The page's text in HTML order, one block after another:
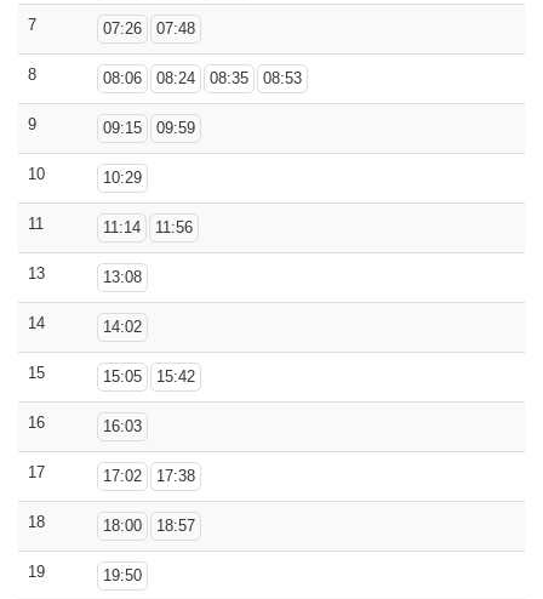
7 07:26 07:48
8 08:06 08:24 08:35 08:53
9 09:15 09:59
10 10:29
11 11:14 11:56
13 13:08
14 14:02
15 15:05 15:42
16 16:03
17 17:02 17:38
18 18:00 18:57
19 19:50